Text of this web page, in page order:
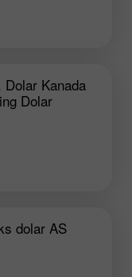
Kanada
Dolar
dolar AS